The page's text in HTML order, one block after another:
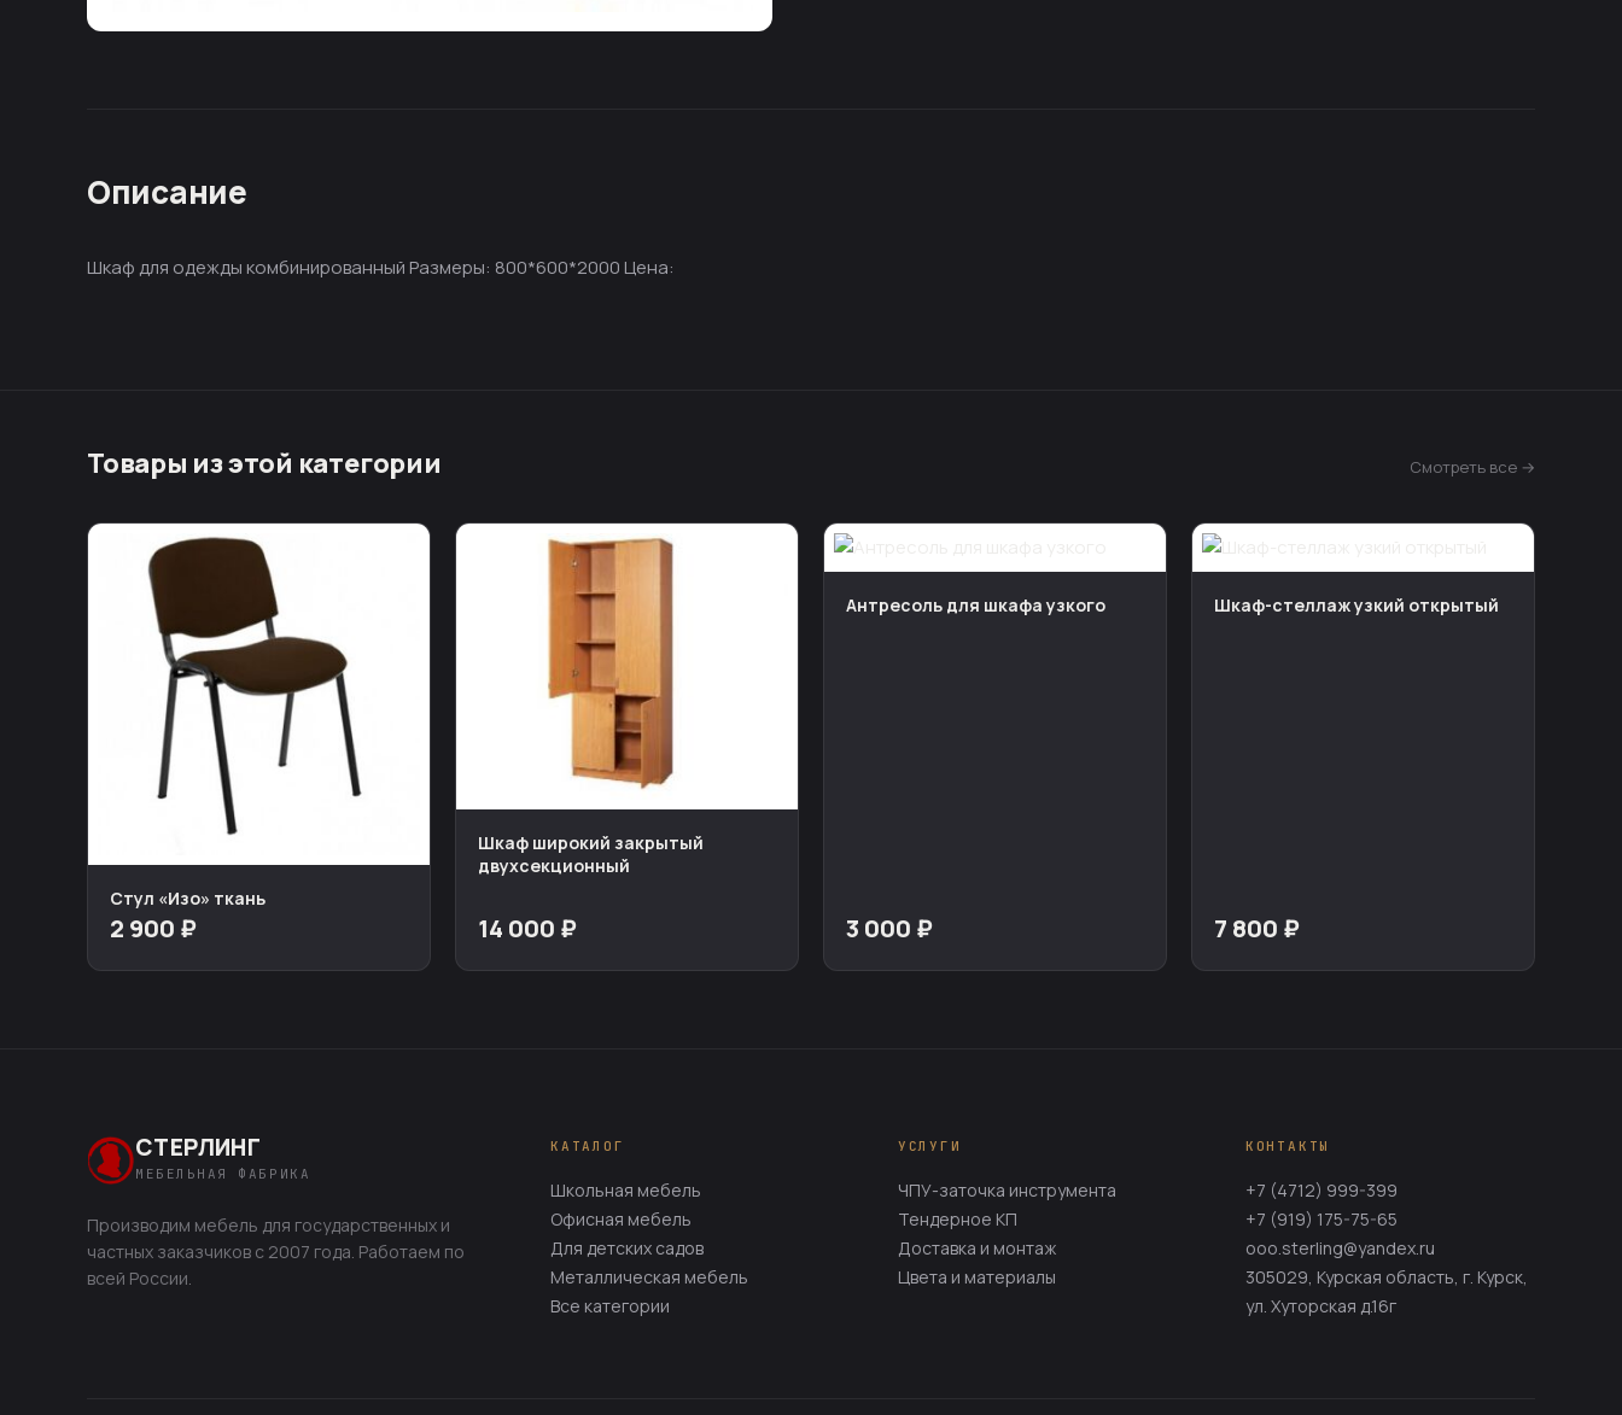
Описание
Шкаф для одежды комбинированный Размеры: 800*600*2000 Цена:
Товары из этой категории Смотреть все →
Стул «Изо» ткань
2 900 ₽
Шкаф широкий закрытый
двухсекционный
14 000 ₽
Антресоль для шкафа узкого
3 000 ₽
Шкаф-стеллаж узкий открытый
7 800 ₽
СТЕРЛИНГ
МЕБЕЛЬНАЯ ФАБРИКА
Производим мебель для государственных и
частных заказчиков с 2007 года. Работаем по
всей России.
КАТАЛОГ
Школьная мебель
Офисная мебель
Для детских садов
Металлическая мебель
Все категории
УСЛУГИ
ЧПУ-заточка инструмента
Тендерное КП
Доставка и монтаж
Цвета и материалы
КОНТАКТЫ
+7 (4712) 999-399
+7 (919) 175-75-65
ooo.sterling@yandex.ru
305029, Курская область, г. Курск,
ул. Хуторская д.16г